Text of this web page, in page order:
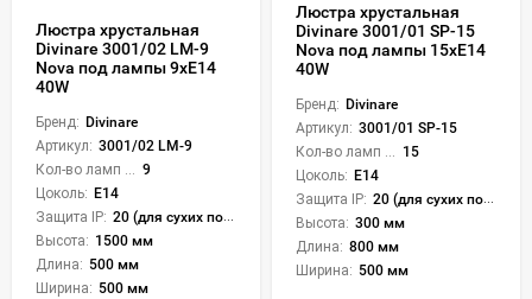
Люстра хрустальная
Divinare 3001/02 LM-9
Nova под лампы 9xE14
40W
Бренд: Divinare
Артикул: 3001/02 LM-9
9
Цоколь: E14
Защита IP: 20 (для сухих пом.)
Высота: 1500 мм
Длина: 500 мм
Ширина: 500 мм
Люстра хрустальная
Divinare 3001/01 SP-15
Nova под лампы 15xE14
40W
Бренд: Divinare
Артикул: 3001/01 SP-15
15
Цоколь: E14
Защита IP: 20 (для сухих пом.)
Высота: 300 мм
Длина: 800 мм
Ширина: 500 мм